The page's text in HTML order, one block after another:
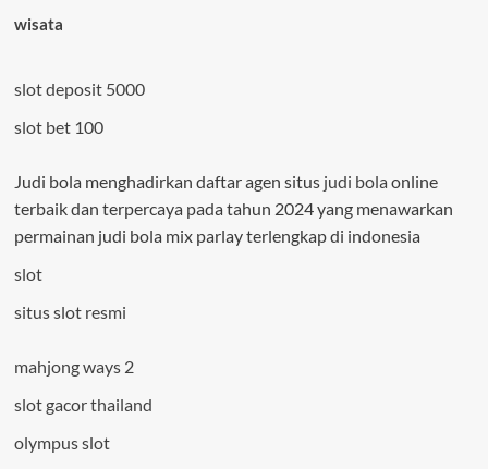
wisata
slot deposit 5000
slot bet 100
Judi bola menghadirkan daftar agen situs judi bola online
terbaik dan terpercaya pada tahun 2024 yang menawarkan
permainan judi bola mix parlay terlengkap di indonesia
slot
situs slot resmi
mahjong ways 2
slot gacor thailand
olympus slot